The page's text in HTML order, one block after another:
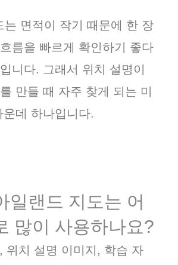
는 면적이 작기 때문에 한 장
름을 빠르게 확인하기 좋다
니다. 그래서 위치 설명이
만들 때 자주 찾게 되는 미
데 하나입니다.
일랜드 지도는 어
많이 사용하나요?
위치 설명 이미지, 학습 자